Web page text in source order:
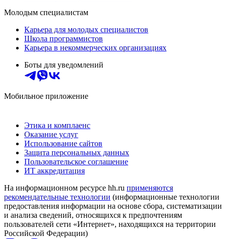
Молодым специалистам
Карьера для молодых специалистов
Школа программистов
Карьера в некоммерческих организациях
Боты для уведомлений
Мобильное приложение
Этика и комплаенс
Оказание услуг
Использование сайтов
Защита персональных данных
Пользовательское соглашение
ИТ аккредитация
На информационном ресурсе hh.ru применяются
рекомендательные технологии (информационные технологии
предоставления информации на основе сбора, систематизации
и анализа сведений, относящихся к предпочтениям
пользователей сети «Интернет», находящихся на территории
Российской Федерации)